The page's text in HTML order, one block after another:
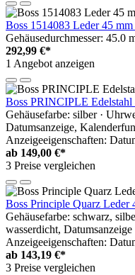
Boss 1514083 Leder 45
Gehäusedurchmesser: 45.0
292,99 €*
1 Angebot anzeigen
Boss PRINCIPLE Edelstahl
Gehäusefarbe: silber ·
Datumsanzeige,
Anzeigeeigenschaften:
ab 149,00 €*
3 Preise vergleichen
Boss Principle Quarz Leder
Gehäusefarbe: schwarz,
wasserdicht, Datumsanzeige
Anzeigeeigenschaften:
ab 143,19 €*
3 Preise vergleichen